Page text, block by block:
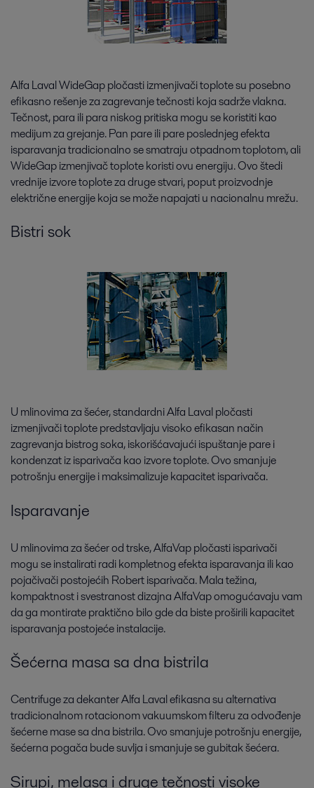
Alfa Laval WideGap pločasti izmenjivači toplote su posebno
efikasno rešenje za zagrevanje tečnosti koja sadrže vlakna.
Tečnost, para ili para niskog pritiska mogu se koristiti kao
medijum za grejanje. Pan pare ili pare poslednjeg efekta
isparavanja tradicionalno se smatraju otpadnom toplotom, ali
WideGap izmenjivač toplote koristi ovu energiju. Ovo štedi
vrednije izvore toplote za druge stvari, poput proizvodnje
električne energije koja se može napajati u nacionalnu mrežu.
Bistri sok
U mlinovima za šećer, standardni Alfa Laval pločasti
izmenjivači toplote predstavljaju visoko efikasan način
zagrevanja bistrog soka, iskorišćavajući ispuštanje pare i
kondenzat iz isparivača kao izvore toplote. Ovo smanjuje
potrošnju energije i maksimalizuje kapacitet isparivača.
Isparavanje
U mlinovima za šećer od trske, AlfaVap pločasti isparivači
mogu se instalirati radi kompletnog efekta isparavanja ili kao
pojačivači postojećih Robert isparivača. Mala težina,
kompaktnost i svestranost dizajna AlfaVap omogućavaju vam
da ga montirate praktično bilo gde da biste proširili kapacitet
isparavanja postojeće instalacije.
Šećerna masa sa dna bistrila
Centrifuge za dekanter Alfa Laval efikasna su alternativa
tradicionalnom rotacionom vakuumskom filteru za odvođenje
šećerne mase sa dna bistrila. Ovo smanjuje potrošnju energije,
šećerna pogača bude suvlja i smanjuje se gubitak šećera.
Sirupi, melasa i druge tečnosti visoke